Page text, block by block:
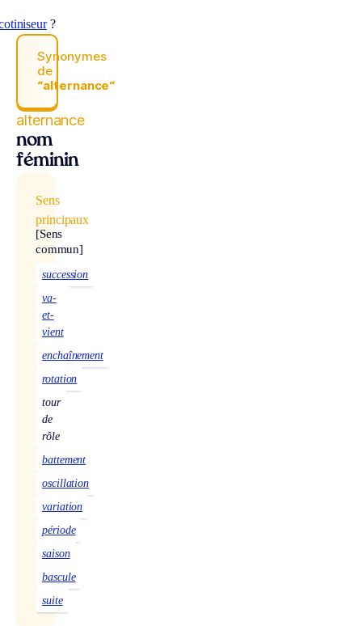
?
Synonymes
de
“alternance“
alternance
nom
féminin
Sens
principaux
[Sens
commun]
succession
va-
et-
vient
enchaînement
rotation
tour
de
rôle
battement
oscillation
variation
période
saison
bascule
suite